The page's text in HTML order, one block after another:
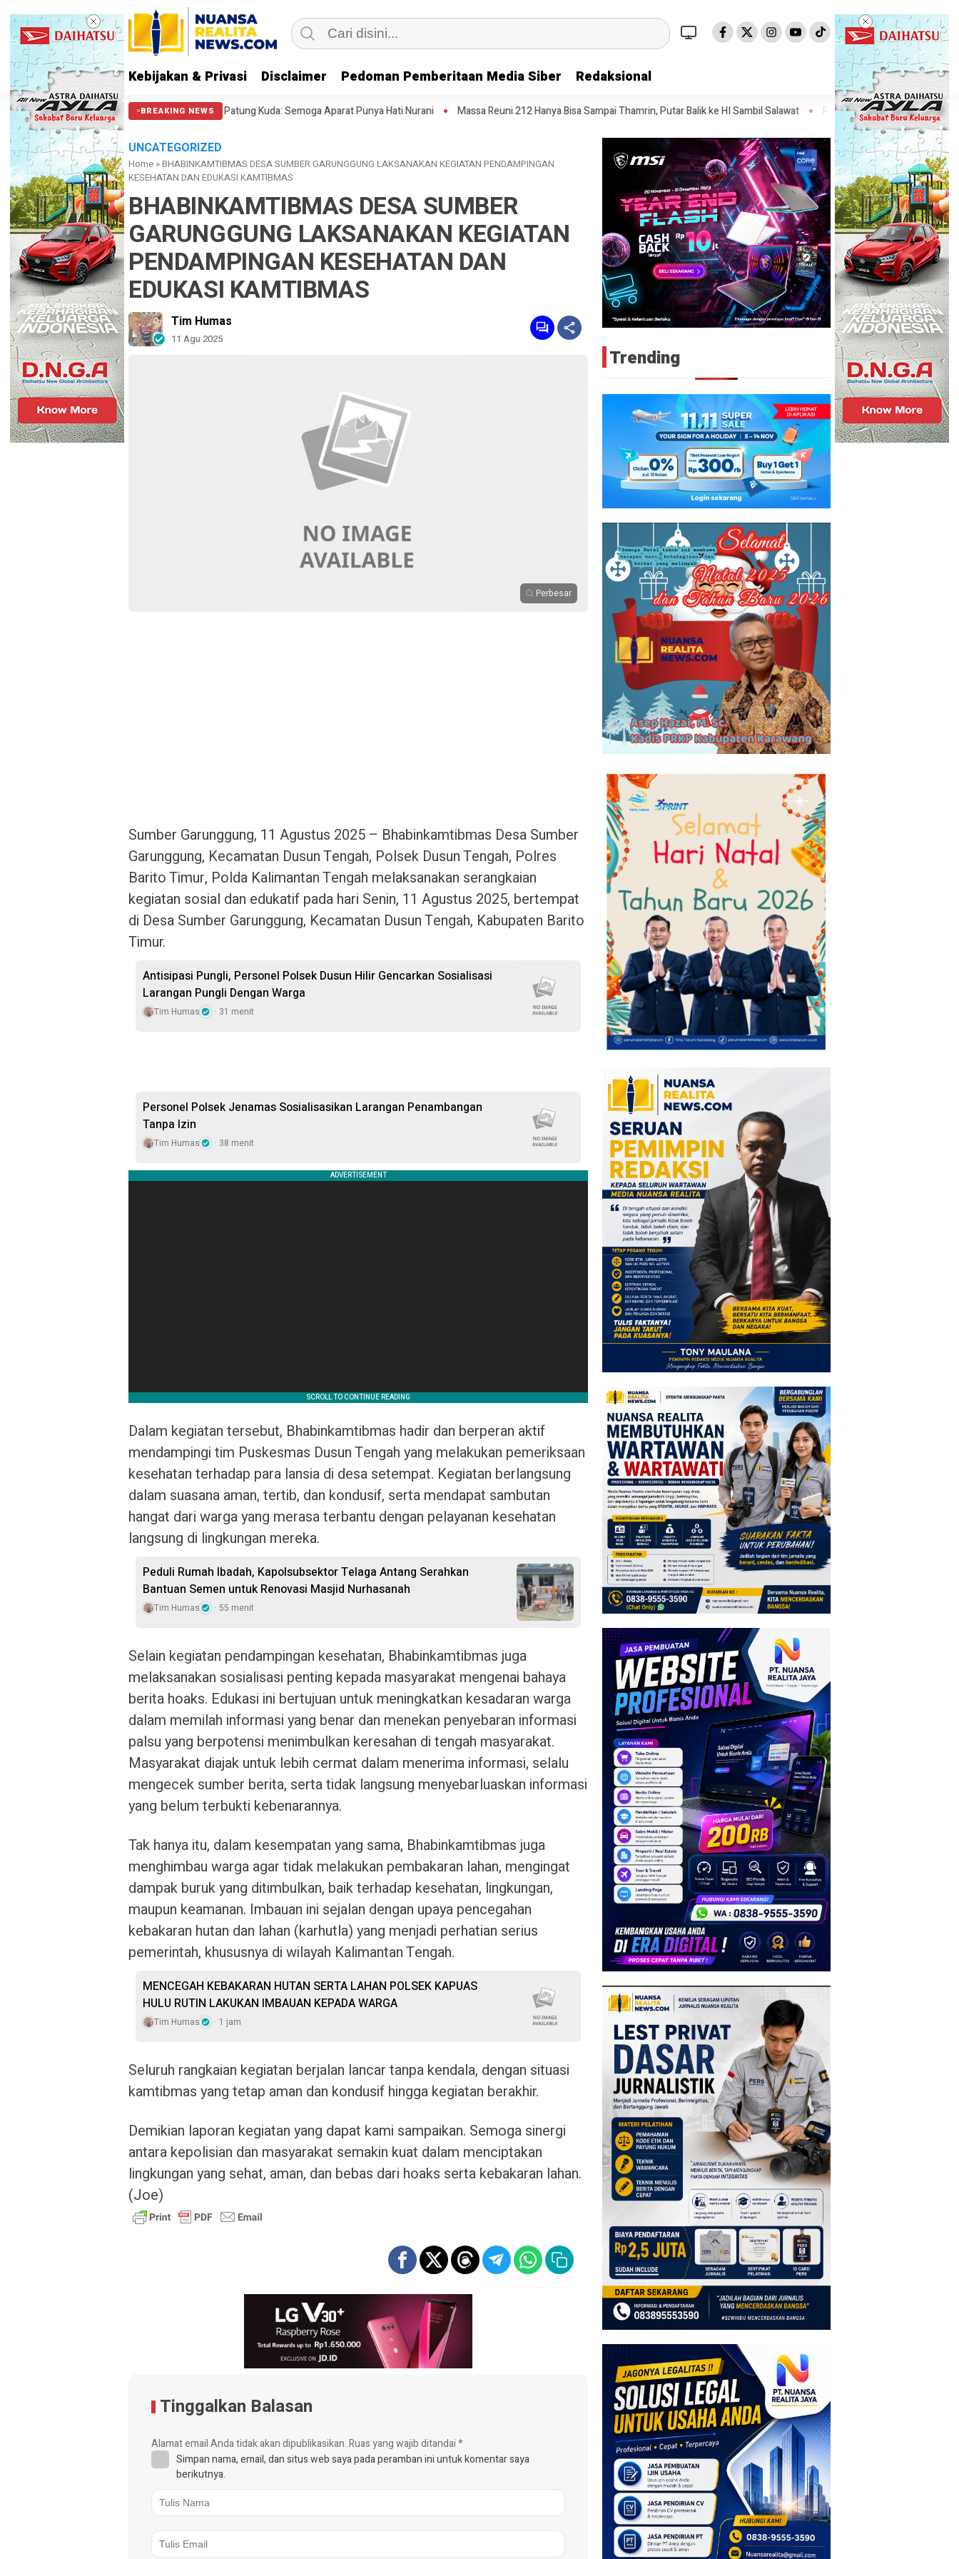
Kebijakan & Privasi Disclaimer Pedoman Pemberitaan Media Siber Redaksional
BREAKING NEWS
soal Polisi Halangi Massa di Patung Kuda: Semoga Aparat Punya Hati Nurani Massa Reuni 212 Hanya Bisa Sampai Thamrin, Putar Balik ke HI Sambil Salawat Prof Tjandra: Varian Omicron Mungkin
UNCATEGORIZED
Home »BHABINKAMTIBMAS DESA SUMBER GARUNGGUNG LAKSANAKAN KEGIATAN PENDAMPINGAN
KESEHATAN DAN EDUKASI KAMTIBMAS
BHABINKAMTIBMAS DESA SUMBER
GARUNGGUNG LAKSANAKAN KEGIATAN
PENDAMPINGAN KESEHATAN DAN
EDUKASI KAMTIBMAS
Tim Humas
11 Agu 2025
Perbesar
Sumber Garunggung, 11 Agustus 2025 – Bhabinkamtibmas Desa Sumber
Garunggung, Kecamatan Dusun Tengah, Polsek Dusun Tengah, Polres
Barito Timur, Polda Kalimantan Tengah melaksanakan serangkaian
kegiatan sosial dan edukatif pada hari Senin, 11 Agustus 2025, bertempat
di Desa Sumber Garunggung, Kecamatan Dusun Tengah, Kabupaten Barito
Timur.
Antisipasi Pungli, Personel Polsek Dusun Hilir Gencarkan Sosialisasi
Larangan Pungli Dengan Warga
Tim Humas 31 menit
Personel Polsek Jenamas Sosialisasikan Larangan Penambangan
Tanpa Izin
Tim Humas 38 menit
Dalam kegiatan tersebut, Bhabinkamtibmas hadir dan berperan aktif
mendampingi tim Puskesmas Dusun Tengah yang melakukan pemeriksaan
kesehatan terhadap para lansia di desa setempat. Kegiatan berlangsung
dalam suasana aman, tertib, dan kondusif, serta mendapat sambutan
hangat dari warga yang merasa terbantu dengan pelayanan kesehatan
langsung di lingkungan mereka.
Peduli Rumah Ibadah, Kapolsubsektor Telaga Antang Serahkan
Bantuan Semen untuk Renovasi Masjid Nurhasanah
Tim Humas 55 menit
Selain kegiatan pendampingan kesehatan, Bhabinkamtibmas juga
melaksanakan sosialisasi penting kepada masyarakat mengenai bahaya
berita hoaks. Edukasi ini bertujuan untuk meningkatkan kesadaran warga
dalam memilah informasi yang benar dan menekan penyebaran informasi
palsu yang berpotensi menimbulkan keresahan di tengah masyarakat.
Masyarakat diajak untuk lebih cermat dalam menerima informasi, selalu
mengecek sumber berita, serta tidak langsung menyebarluaskan informasi
yang belum terbukti kebenarannya.
Tak hanya itu, dalam kesempatan yang sama, Bhabinkamtibmas juga
menghimbau warga agar tidak melakukan pembakaran lahan, mengingat
dampak buruk yang ditimbulkan, baik terhadap kesehatan, lingkungan,
maupun keamanan. Imbauan ini sejalan dengan upaya pencegahan
kebakaran hutan dan lahan (karhutla) yang menjadi perhatian serius
pemerintah, khususnya di wilayah Kalimantan Tengah.
MENCEGAH KEBAKARAN HUTAN SERTA LAHAN POLSEK KAPUAS
HULU RUTIN LAKUKAN IMBAUAN KEPADA WARGA
Tim Humas 1 jam
Seluruh rangkaian kegiatan berjalan lancar tanpa kendala, dengan situasi
kamtibmas yang tetap aman dan kondusif hingga kegiatan berakhir.
Demikian laporan kegiatan yang dapat kami sampaikan. Semoga sinergi
antara kepolisian dan masyarakat semakin kuat dalam menciptakan
lingkungan yang sehat, aman, dan bebas dari hoaks serta kebakaran lahan.
(Joe)
Tinggalkan Balasan
Alamat email Anda tidak akan dipublikasikan.Ruas yang wajib ditandai*
Simpan nama, email, dan situs web saya pada peramban ini untuk komentar saya
berikutnya.
Trending